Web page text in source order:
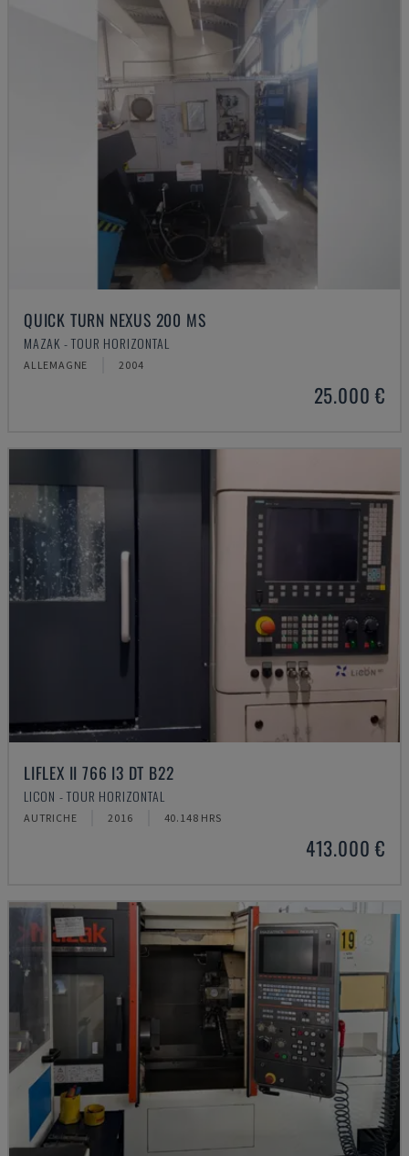
QUICK TURN NEXUS 200 MS
MAZAK - TOUR HORIZONTAL
ALLEMAGNE 2004
25.000 €
LIFLEX II 766 I3 DT B22
LICON - TOUR HORIZONTAL
AUTRICHE 2016 40.148 HRS
413.000 €